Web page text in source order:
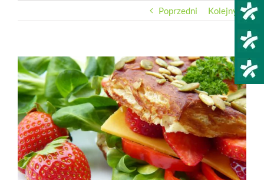
Poprzedni Kolejny
Pokaż
większy
obrazek